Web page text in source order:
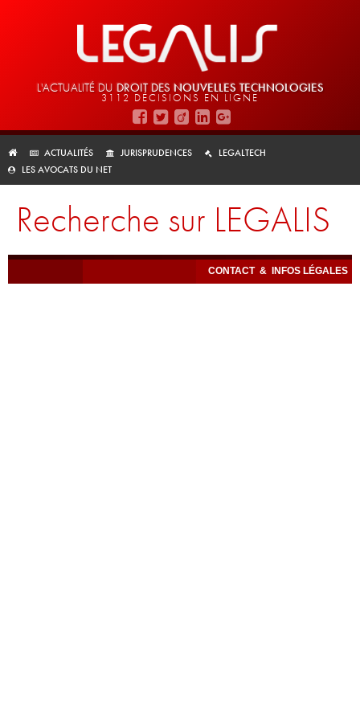
L'ACTUALITÉ DU DROIT DES NOUVELLES TECHNOLOGIES
3112 DÉCISIONS EN LIGNE
ACTUALITÉS JURISPRUDENCES
LEGALTECH
LES AVOCATS DU NET
Recherche sur LEGALIS
CONTACT & INFOS LÉGALES